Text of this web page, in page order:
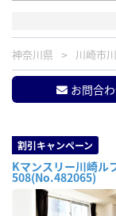
神奈川県 川崎市
お問合
割引キャンペーン
Kマンスリー川崎ル
508(No.482065)